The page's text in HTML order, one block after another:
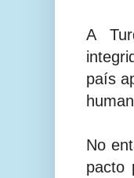
A
país
No
pacto